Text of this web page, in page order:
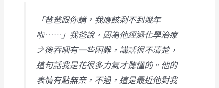
「爸爸跟你講，我應該剩不到幾年
啦⋯⋯」我爸說，因為他經過化學治療
之後吞咽有一些困難，講話很不清楚，
這句話我是花很多力氣才聽懂的。他的
表情有點無奈，不過，這是最近他對我